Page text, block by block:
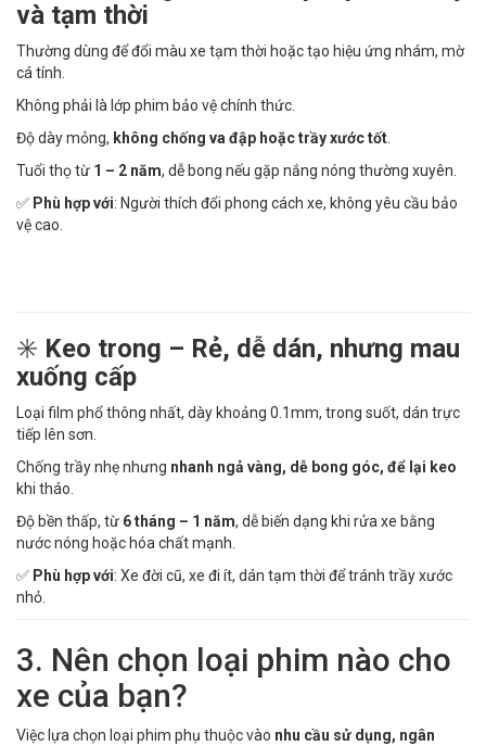
và tạm thời
Thường dùng để đổi màu xe tạm thời hoặc tạo hiệu ứng nhám, mờ
cá tính.
Không phải là lớp phim bảo vệ chính thức.
Độ dày mỏng, không chống va đập hoặc trầy xước tốt
Tuổi thọ từ 1 – 2 năm, dễ bong nếu gặp nắng nóng thường xuyên.
✅ Phù hợp với: Người thích đổi phong cách xe, không yêu cầu bảo
vệ cao.
✳️ Keo trong – Rẻ, dễ dán, nhưng mau
xuống cấp
Loại film phổ thông nhất, dày khoảng 0.1mm, trong suốt, dán trực
tiếp lên sơn.
Chống trầy nhẹ nhưng nhanh ngả vàng, dễ bong góc, để lại keo
khi tháo.
Độ bền thấp, từ 6 tháng – 1 năm, dễ biến dạng khi rửa xe bằng
nước nóng hoặc hóa chất mạnh.
✅ Phù hợp với: Xe đời cũ, xe đi ít, dán tạm thời để tránh trầy xước
nhỏ.
3. Nên chọn loại phim nào cho
xe của bạn?
Việc lựa chọn loại phim phụ thuộc vào nhu cầu sử dụng, ngân